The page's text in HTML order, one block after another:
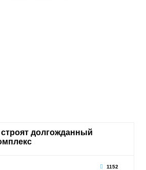
долгожданный
1152